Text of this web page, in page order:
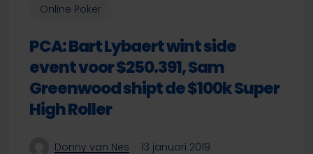
Online Poker
PCA: Bart Lybaert wint side
event voor $250.391, Sam
Greenwood shipt de $100k Super
High Roller
Donny van Nes 13 januari 2019